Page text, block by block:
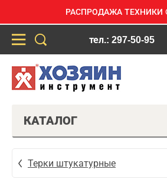
РАСПРОДАЖА ТЕХНИКИ
тел.: 297-50-95
КАТАЛОГ
Терки штукатурные